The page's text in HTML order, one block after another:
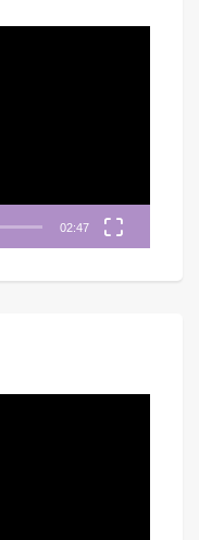
02:47